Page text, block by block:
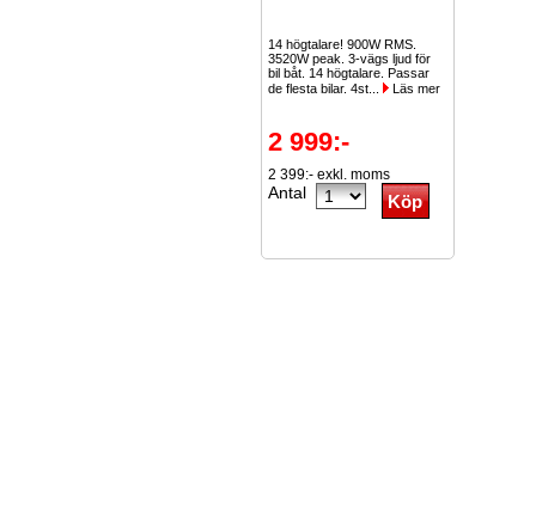
14 högtalare! 900W RMS.
3520W peak. 3-vägs ljud för
bil båt. 14 högtalare. Passar
de flesta bilar. 4st...
Läs mer
2 999:-
2 399:- exkl. moms
Antal